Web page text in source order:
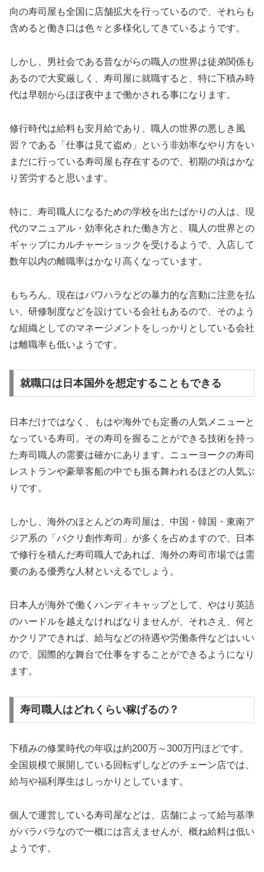
向の寿司屋も全国に店舗拡大を行っているので、それらも
含めると働き口は色々と多様化してきているようです。
しかし、男社会である昔ながらの職人の世界は徒弟関係も
あるので大変厳しく、寿司屋に就職すると、特に下積み時
代は早朝からほぼ夜中まで働かされる事になります。
修行時代は給料も安月給であり、職人の世界の悪しき風
習？である「仕事は見て盗め」という非効率なやり方をい
まだに行っている寿司屋も存在するので、初期の頃はかな
り苦労すると思います。
特に、寿司職人になるための学校を出たばかりの人は、現
代のマニュアル・効率化された働き方と、職人の世界との
ギャップにカルチャーショックを受けるようで、入店して
数年以内の離職率はかなり高くなっています。
もちろん、現在はパワハラなどの暴力的な言動に注意を払
い、研修制度などを設けている会社もあるので、そのよう
な組織としてのマネージメントをしっかりとしている会社
は離職率も低いようです。
就職口は日本国外を想定することもできる
日本だけではなく、もはや海外でも定番の人気メニューと
なっている寿司。その寿司を握ることができる技術を持っ
た寿司職人の需要は確かにあります。ニューヨークの寿司
レストランや豪華客船の中でも振る舞われるほどの人気ぶ
りです。
しかし、海外のほとんどの寿司屋は、中国・韓国・東南ア
ジア系の「パクリ創作寿司」が多くを占めますので、日本
で修行を積んだ寿司職人であれば、海外の寿司市場では需
要のある優秀な人材といえるでしょう。
日本人が海外で働くハンディキャップとして、やはり英語
のハードルを越えなければなりませんが、それさえ、何と
かクリアできれば、給与などの待遇や労働条件などはいい
ので、国際的な舞台で仕事をすることができるようになり
ます。
寿司職人はどれくらい稼げるの？
下積みの修業時代の年収は約200万～300万円ほどです。
全国規模で展開している回転ずしなどのチェーン店では、
給与や福利厚生はしっかりとしています。
個人で運営している寿司屋などは、店舗によって給与基準
がバラバラなので一概には言えませんが、概ね給料は低い
ようです。